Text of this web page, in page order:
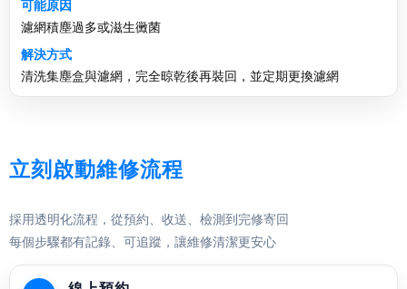
可能原因
濾網積塵過多或滋生黴菌
解決方式
清洗集塵盒與濾網，完全晾乾後再裝回，並定期更換濾網
立刻啟動維修流程
採用透明化流程，從預約、收送、檢測到完修寄回
每個步驟都有記錄、可追蹤，讓維修清潔更安心